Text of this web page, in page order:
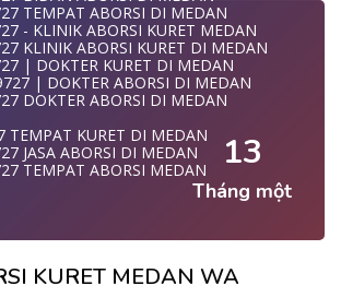
TEMPAT ABORSI DI MEDAN
- KLINIK ABORSI KURET MEDAN
KLINIK ABORSI KURET DI MEDAN
| DOKTER KURET DI MEDAN
| DOKTER ABORSI DI MEDAN
DOKTER ABORSI DI MEDAN
TEMPAT KURET DI MEDAN
JASA ABORSI DI MEDAN
TEMPAT ABORSI MEDAN
13
Tháng một
KURET MEDAN WA